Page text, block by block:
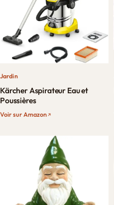
Jardin
Kärcher Aspirateur Eau et
Poussières
Voir sur Amazon